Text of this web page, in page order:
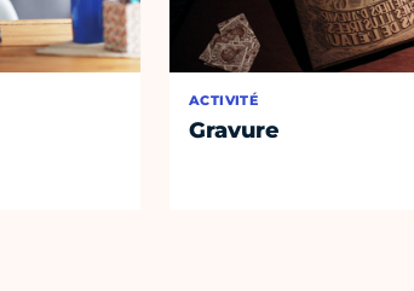
ACTIVITÉ
Gravure